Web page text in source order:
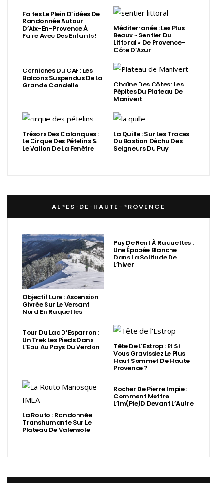
Faites Le Plein D’idées De
Randonnée Autour
D’Aix-En-Provence À
Faire Avec Des Enfants !
Méditerranée : Les Plus
Beaux « Sentier Du
Littoral » De Provence-
Côte D’Azur
Corniches Du CAF : Les
Balcons Suspendus De La
Grande Candelle Chaîne Des Côtes : Les
Pépites Du Plateau De
Manivert
Trésors Des Calanques :
Le Cirque Des Pételins &
Le Vallon De La Fenêtre
La Quille : Sur Les Traces
Du Bastion Déchu Des
Seigneurs Du Puy
ALPES-DE-HAUTE-PROVENCE
Objectif Lure : Ascension
Givrée Sur Le Versant
Nord En Raquettes
Puy De Rent À Raquettes :
Une Épopée Blanche
Dans La Solitude De
L’hiver
Tour Du Lac D’Esparron :
Un Trek Les Pieds Dans
L’Eau Au Pays Du Verdon Tête De L’Estrop : Et Si
Vous Gravissiez Le Plus
Haut Sommet De Haute
Provence ?
La Routo : Randonnée
Transhumante Sur Le
Plateau De Valensole
Rocher De Pierre Impie :
Comment Mettre
L’Im(Pie)d Devant L’Autre